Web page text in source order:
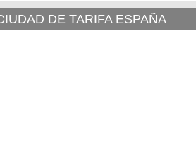
DE TARIFA ESPAÑA